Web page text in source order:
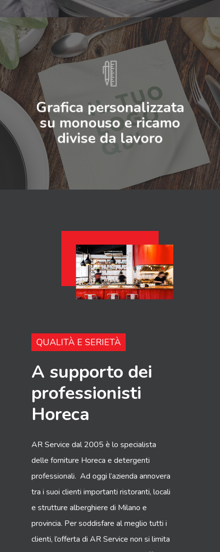
Grafica personalizzata
su monouso e ricamo
divise da lavoro
QUALITÀ E SERIETÀ
A supporto dei
professionisti
Horeca
AR Service dal 2005 è lo specialista
delle forniture Horeca e detergenti
professionali. Ad oggi l’azienda annovera
tra i suoi clienti importanti ristoranti, locali
e strutture alberghiere di Milano e
provincia. Per soddisfare al meglio tutti i
clienti, l’offerta di AR Service non si limita